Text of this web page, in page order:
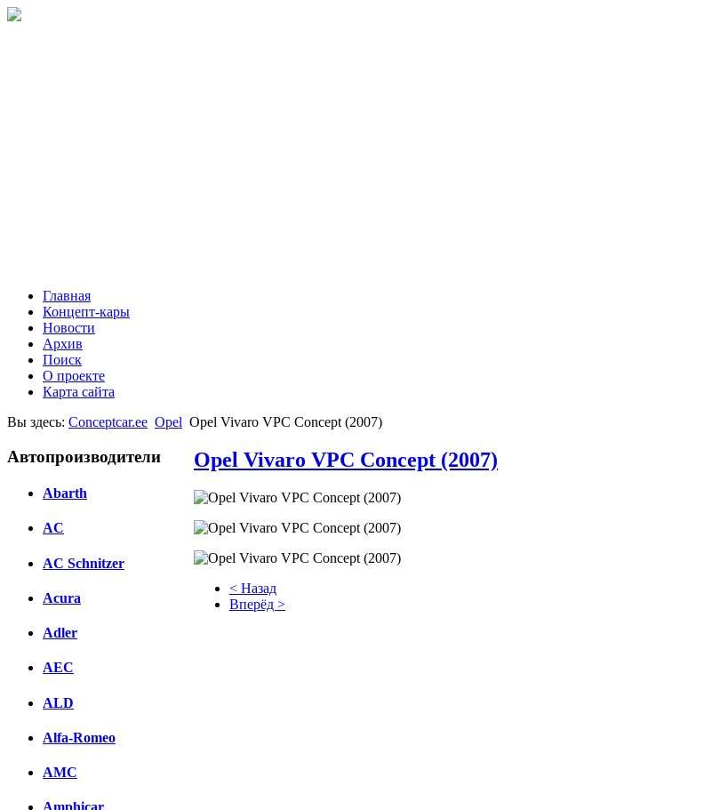
Главная
Концепт-кары
Новости
Архив
Поиск
О проекте
Карта сайта
Вы здесь: Conceptcar.ee Opel Opel Vivaro VPC Concept (2007)
Автопроизводители
Abarth
AC
AC Schnitzer
Acura
Adler
AEC
ALD
Alfa-Romeo
AMC
Opel Vivaro VPC Concept (2007)
< Назад
Вперёд >